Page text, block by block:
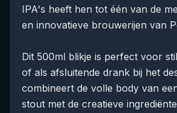
IPA's heeft hen tot één van de
en innovatieve brouwerijen van
Dit 500ml blikje is perfect voor
of als afsluitende drank bij het
combineert de volle body van
stout met de creatieve